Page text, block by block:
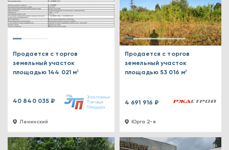
Ленинский
Продается с торгов
земельный участок
площадью 144 021 м²
40 840 035 ₽
Юрга 2-я
Продается с торгов
земельный участок
площадью 53 016 м²
4 691 916 ₽